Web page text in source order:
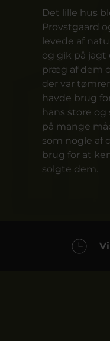
Det lille hus
Provstgaard
levede af
og gik på
præg af dem
der var
havde brug
hans store
på mange
som nogle af
brug for at
solgte dem.